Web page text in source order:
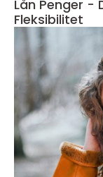
Lån Penger -
Fleksibilitet